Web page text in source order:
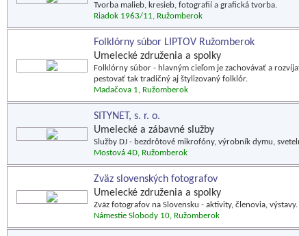
Tvorba malieb, kresieb, fotografií a grafická tvorba.
Riadok 1963/11, Ružomberok
Folklórny súbor LIPTOV Ružomberok
Umelecké združenia a spolky
Folklórny súbor - hlavným cieľom je zachovávať a
pestovať tak tradičný aj štylizovaný folklór.
Madačova 1, Ružomberok
SITYNET, s. r. o.
Umelecké a zábavné služby
Služby DJ - bezdrôtové mikrofóny, výrobník dymu,
Mostová 4D, Ružomberok
Zväz slovenských fotografov
Umelecké združenia a spolky
Zväz fotografov na Slovensku - aktivity, členovia, výstavy.
Námestie Slobody 10, Ružomberok